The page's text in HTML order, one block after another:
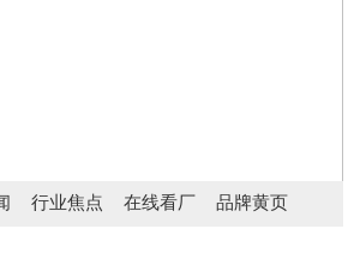
行业焦点 在线看厂 品牌黄页